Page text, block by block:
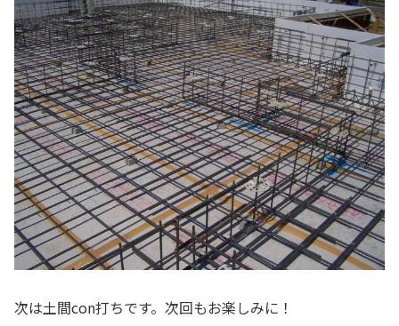
次は土間con打ちです。次回もお楽しみに！